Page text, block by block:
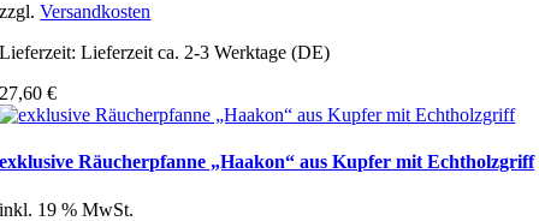
zzgl.Versandkosten
Lieferzeit:Lieferzeit ca. 2-3 Werktage (DE)
27,60€
exklusive Räucherpfanne „Haakon“ aus Kupfer mit Echtholzgriff
inkl. 19 % MwSt.